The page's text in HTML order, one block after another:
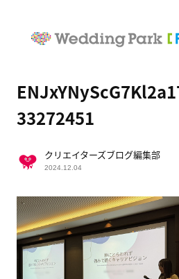
33272451
クリエイターズブログ編集部
2024.12.04